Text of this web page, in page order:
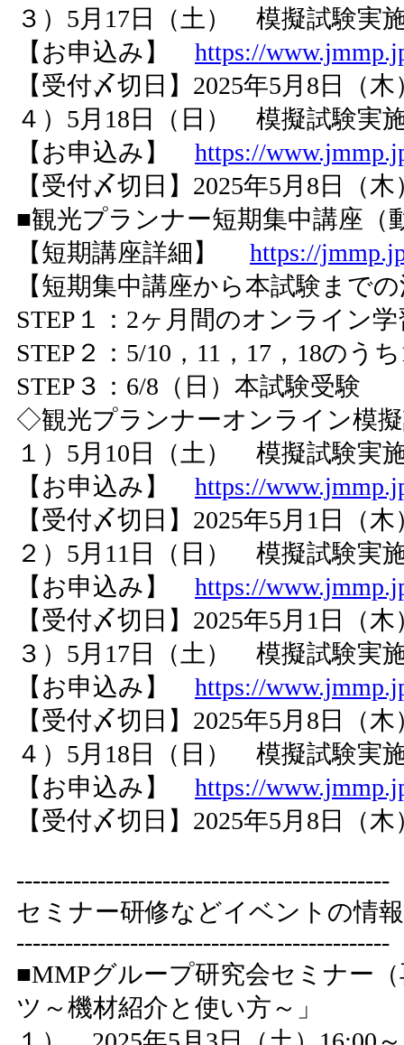
３）5月17日（土） 模擬試験実
【お申込み】 https://
【受付〆切日】2025年5月8日（木
４）5月18日（日） 模擬試験実
【お申込み】 https://
【受付〆切日】2025年5月8日（木
■観光プランナー短期集中講座（
【短期講座詳細】 https://
【短期集中講座から本試験まで
STEP１：2ヶ月間のオンライン学
STEP２：5/10，11，17，18のう
STEP３：6/8（日）本試験受験
◇観光プランナーオンライン模
１）5月10日（土） 模擬試験実
【お申込み】 https://
【受付〆切日】2025年5月1日（木
２）5月11日（日） 模擬試験実
【お申込み】 https://
【受付〆切日】2025年5月1日（木
３）5月17日（土） 模擬試験実
【お申込み】 https://
【受付〆切日】2025年5月8日（木
４）5月18日（日） 模擬試験実
【お申込み】 https://
【受付〆切日】2025年5月8日（木
----------------------------------------------
セミナー研修などイベントの情報
----------------------------------------------
■MMPグループ研究会セミナー
ツ～機材紹介と使い方～」